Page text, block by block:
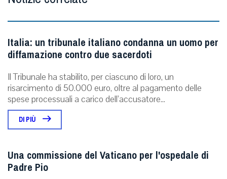
Italia: un tribunale italiano condanna un uomo per
diffamazione contro due sacerdoti
Il Tribunale ha stabilito, per ciascuno di loro, un
risarcimento di 50.000 euro, oltre al pagamento delle
spese processuali a carico dell’accusatore...
DI PIÙ
Una commissione del Vaticano per l'ospedale di
Padre Pio